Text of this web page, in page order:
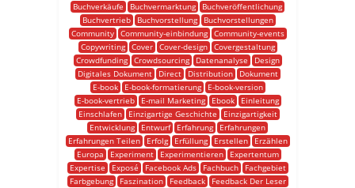
Buchverkäufe
Buchvermarktung
Buchveröffentlichung
Buchvertrieb
Buchvorstellung
Buchvorstellungen
Community
Community-einbindung
Community-events
Copywriting
Cover Cover-design
Covergestaltung
Crowdfunding
Crowdsourcing Datenanalyse
Design
Digitales Dokument
Direct Distribution
Dokument
E-book
E-book-formatierung
E-book-version
E-book-vertrieb
E-mail Marketing Ebook
Einleitung
Einschlafen
Einzigartige Geschichte
Einzigartigkeit
Entwicklung
Entwurf Erfahrung
Erfahrungen
Erfahrungen Teilen
Erfolg Erfüllung Erstellen
Erzählen
Europa
Experiment Experimentieren
Expertentum
Expertise
Exposé Facebook Ads Fachbuch
Fachgebiet
Farbgebung
Faszination Feedback
Feedback Der Leser